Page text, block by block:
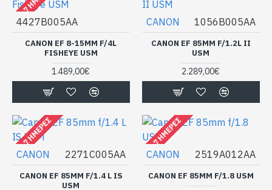
4427B005AA
CANON EF 8-15MM F/4L
FISHEYE USM
1.489,00€
CANON 1056B005AA
CANON EF 85MM F/1.2L II
USM
2.289,00€
4 - 7 ΗΜΈΡΕΣ
CANON 2271C005AA
CANON EF 85MM F/1.4 L IS
USM
4 - 7 ΗΜΈΡΕΣ
CANON 2519A012AA
CANON EF 85MM F/1.8 USM